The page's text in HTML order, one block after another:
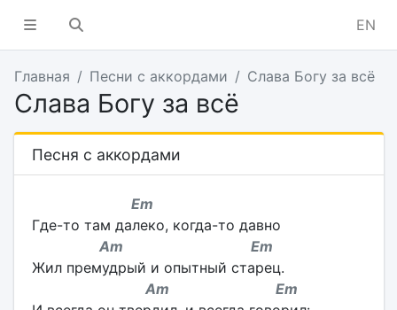
EN
Главная Песни с аккордами Слава Богу за всё
Слава Богу за всё
Песня с аккордами
Em
Где-то там далеко, когда-то давно
Am Em
Жил премудрый и опытный старец.
Am Em